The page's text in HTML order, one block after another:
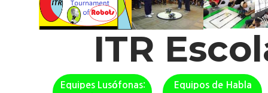
ITR
Equipes Lusófonas:
Equipos de Habla